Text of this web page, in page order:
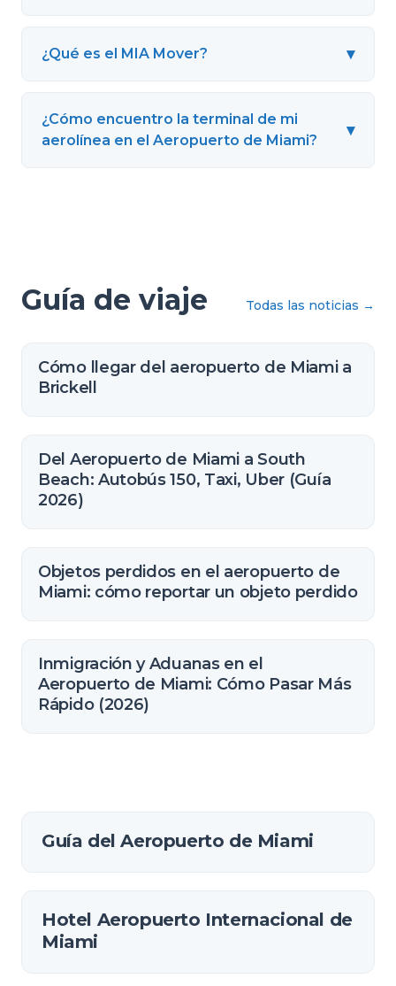
¿Qué es el MIA Mover? ▾
¿Cómo encuentro la terminal de mi
aerolínea en el Aeropuerto de Miami?
▾
Guía de viaje Todas las noticias →
Cómo llegar del aeropuerto de Miami a
Brickell
Del Aeropuerto de Miami a South
Beach: Autobús 150, Taxi, Uber (Guía
2026)
Objetos perdidos en el aeropuerto de
Miami: cómo reportar un objeto perdido
Inmigración y Aduanas en el
Aeropuerto de Miami: Cómo Pasar Más
Rápido (2026)
Guía del Aeropuerto de Miami
Hotel Aeropuerto Internacional de
Miami